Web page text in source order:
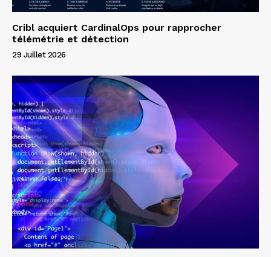
Cribl acquiert CardinalOps pour rapprocher
télémétrie et détection
29 Juillet 2026